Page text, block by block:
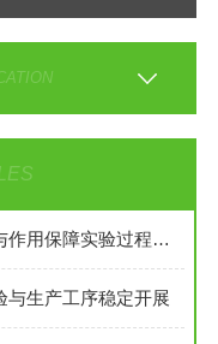
熟悉高温高压反应釜各部件结构与作用保障实验过程安全稳定
与生产工序稳定开展